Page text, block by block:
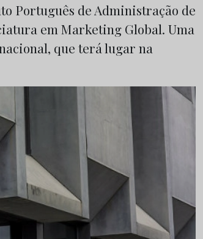
Português de Administração de
em Marketing Global. Uma
que terá lugar na